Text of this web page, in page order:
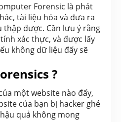
Forensic là phát
tài liệu hóa và đưa ra
thập được. Cần lưu ý rằng
xác thực, và được lấy
không dữ liệu đấy sẽ
?
một website nào đấy,
của bạn bị hacker ghé
quả không mong